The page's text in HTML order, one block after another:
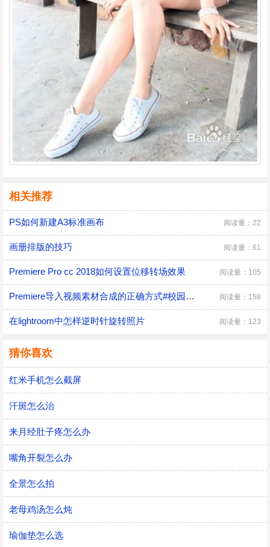
相关推荐
PS如何新建A3标准画布 阅读量：22
画册排版的技巧 阅读量：61
Premiere Pro cc 2018如何设置位移转场效果 阅读量：105
Premiere导入视频素材合成的正确方式#校园分享# 阅读量：158
在lightroom中怎样逆时针旋转照片 阅读量：123
猜你喜欢
红米手机怎么截屏
汗斑怎么治
来月经肚子疼怎么办
嘴角开裂怎么办
全景怎么拍
老母鸡汤怎么炖
瑜伽垫怎么选